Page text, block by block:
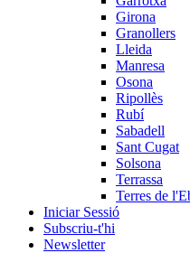
Girona
Granollers
Lleida
Manresa
Osona
Ripollès
Rubí
Sabadell
Sant Cugat
Solsona
Terrassa
Terres de
Iniciar Sessió
Subscriu-t'hi
Newsletter